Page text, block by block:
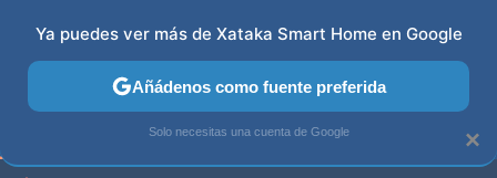
TELEVISORES CONTENIDOS SMART TV SELECCIÓN
×
Ya puedes ver más de Xataka Smart Home en Google
Añádenos como fuente preferida
Solo necesitas una cuenta de Google